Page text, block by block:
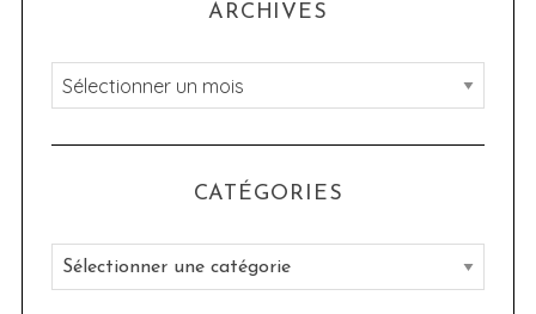
ARCHIVES
A
r
c
v
CATÉGORIES
C
a